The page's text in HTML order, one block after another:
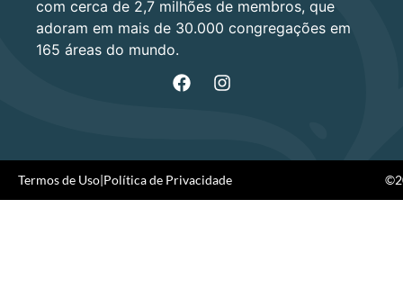
com cerca de 2,7 milhões de membros, que
adoram em mais de 30.000 congregações em
165 áreas do mundo.
Termos de Uso|Política de Privacidade